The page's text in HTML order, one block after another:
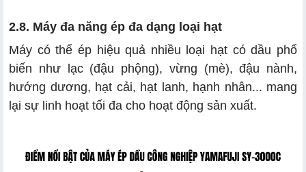
2.8. Máy đa năng ép đa dạng loại hạt
Máy có thể ép hiệu quả nhiều loại hạt có dầu phổ
biến như lạc (đậu phộng), vừng (mè), đậu nành,
hướng dương, hạt cải, hạt lanh, hạnh nhân... mang
lại sự linh hoạt tối đa cho hoạt động sản xuất.